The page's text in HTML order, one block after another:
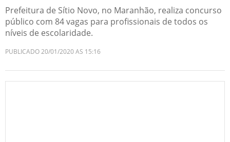
Prefeitura de Sítio Novo, no Maranhão, realiza concurso
público com 84 vagas para profissionais de todos os
níveis de escolaridade.
PUBLICADO 20/01/2020 AS 15:16